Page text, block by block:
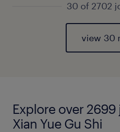
30 of 2702
view 30
Explore over 2699
Xian Yue Gu Shi